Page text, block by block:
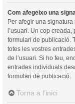
Com afegeixo una
Per afegir una signatura
l’usuari. Un cop
formulari de publicació.
totes les vostres
de l’usuari. Si ho feu,
entrades individuals
formulari de publicació.
Torna a l’inici